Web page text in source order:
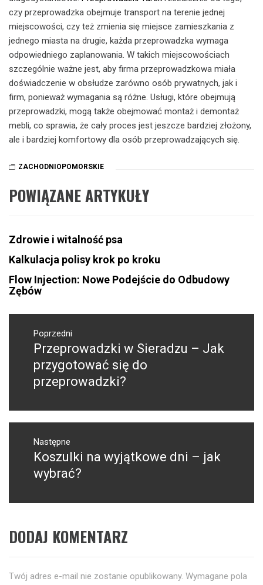
czy przeprowadzka obejmuje transport na terenie jednej
miejscowości, czy też zmienia się miejsce zamieszkania z
jednego miasta na drugie, każda przeprowadzka wymaga
odpowiedniego zaplanowania. W takich miejscowościach
szczególnie ważne jest, aby firma przeprowadzkowa miała
doświadczenie w obsłudze zarówno osób prywatnych, jak i
firm, ponieważ wymagania są różne. Usługi, które obejmują
przeprowadzki, mogą także obejmować montaż i demontaż
mebli, co sprawia, że cały proces jest jeszcze bardziej złożony,
ale i bardziej komfortowy dla osób przeprowadzających się.
ZACHODNIOPOMORSKIE
POWIĄZANE ARTYKUŁY
Zdrowie i witalność psa
Kalkulacja polisy krok po kroku
Flow Injection: Nowe Podejście do Odbudowy
Zębów
Nawigacja
wpisuPoprzedni
Poprzedni
wpis:
Przeprowadzki w Sieradzu – Jak
przygotować się do
przeprowadzki?
Następne
Następny
post:
Koszulki na wyjątkowe dni – jak
wybrać?
DODAJ KOMENTARZ
Twój adres e-mail nie zostanie opublikowany. Wymagane pola